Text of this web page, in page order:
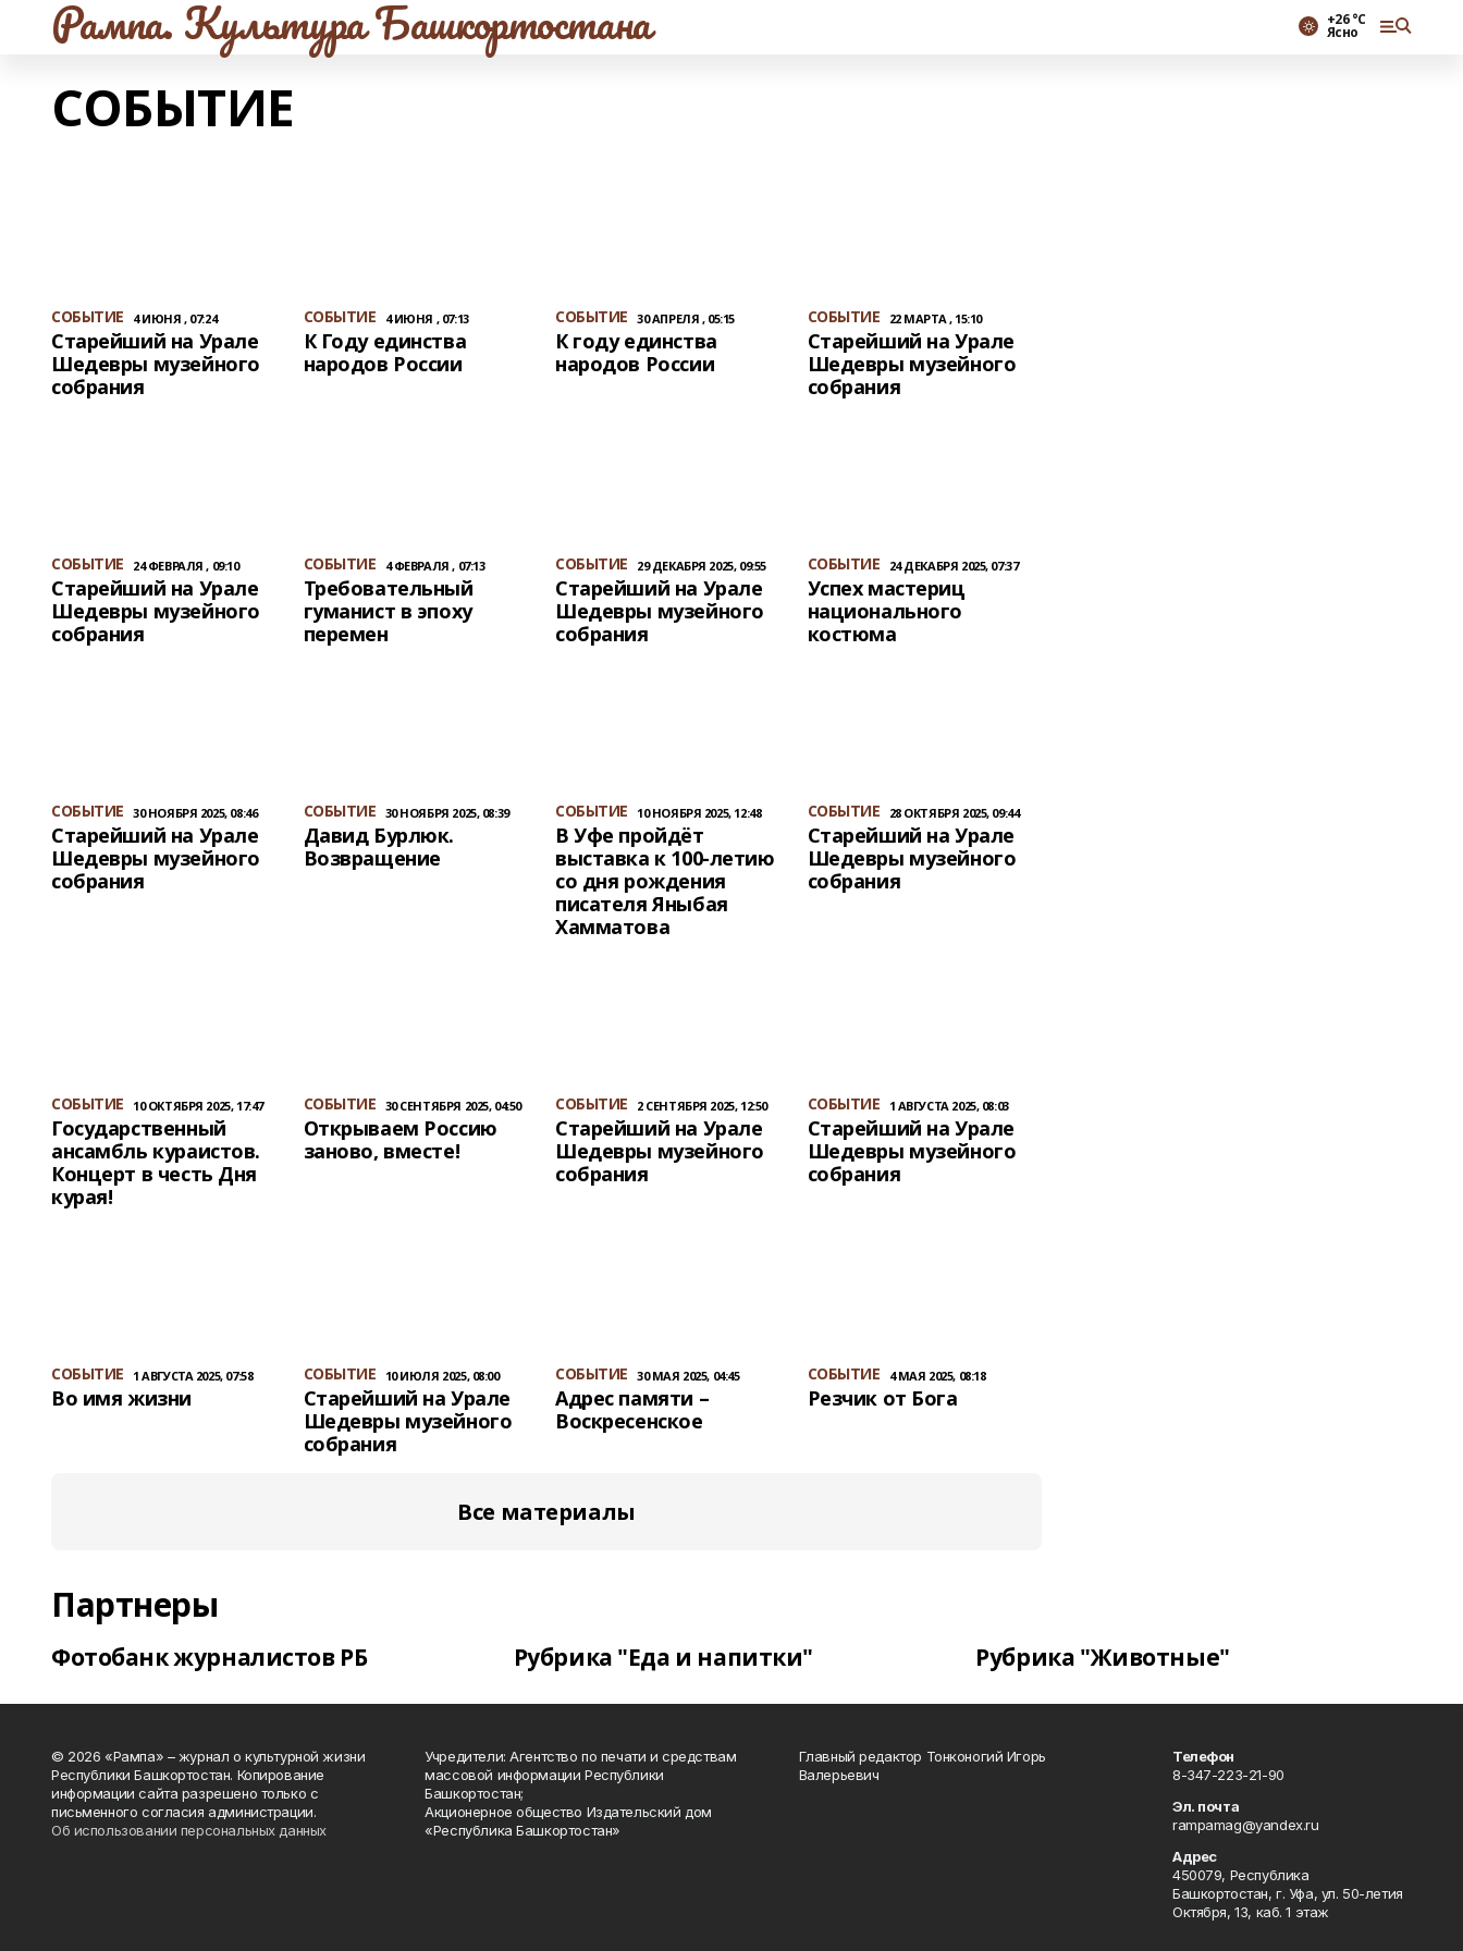
Рампа. Культура Башкортостана +26 °С
Ясно
СОБЫТИЕ
СОБЫТИЕ 4 ИЮНЯ , 07:24
Старейший на Урале
Шедевры музейного
собрания
СОБЫТИЕ 4 ИЮНЯ , 07:13
К Году единства
народов России
СОБЫТИЕ 30 АПРЕЛЯ , 05:15
К году единства
народов России
СОБЫТИЕ 22 МАРТА , 15:10
Старейший на Урале
Шедевры музейного
собрания
СОБЫТИЕ 24 ФЕВРАЛЯ , 09:10
Старейший на Урале
Шедевры музейного
собрания
СОБЫТИЕ 4 ФЕВРАЛЯ , 07:13
Требовательный
гуманист в эпоху
перемен
СОБЫТИЕ 29 ДЕКАБРЯ 2025, 09:55
Старейший на Урале
Шедевры музейного
собрания
СОБЫТИЕ 24 ДЕКАБРЯ 2025, 07:37
Успех мастериц
национального
костюма
СОБЫТИЕ 30 НОЯБРЯ 2025, 08:46
Старейший на Урале
Шедевры музейного
собрания
СОБЫТИЕ 30 НОЯБРЯ 2025, 08:39
Давид Бурлюк.
Возвращение
СОБЫТИЕ 10 НОЯБРЯ 2025, 12:48
В Уфе пройдёт
выставка к 100-летию
со дня рождения
писателя Яныбая
Хамматова
СОБЫТИЕ 28 ОКТЯБРЯ 2025, 09:44
Старейший на Урале
Шедевры музейного
собрания
СОБЫТИЕ 10 ОКТЯБРЯ 2025, 17:47
Государственный
ансамбль кураистов.
Концерт в честь Дня
курая!
СОБЫТИЕ 30 СЕНТЯБРЯ 2025, 04:50
Открываем Россию
заново, вместе!
СОБЫТИЕ 2 СЕНТЯБРЯ 2025, 12:50
Старейший на Урале
Шедевры музейного
собрания
СОБЫТИЕ 1 АВГУСТА 2025, 08:03
Старейший на Урале
Шедевры музейного
собрания
СОБЫТИЕ 1 АВГУСТА 2025, 07:58
Во имя жизни
СОБЫТИЕ 10 ИЮЛЯ 2025, 08:00
Старейший на Урале
Шедевры музейного
собрания
СОБЫТИЕ 30 МАЯ 2025, 04:45
Адрес памяти –
Воскресенское
СОБЫТИЕ 4 МАЯ 2025, 08:18
Резчик от Бога
Все материалы
Партнеры
Фотобанк журналистов РБ Рубрика "Еда и напитки" Рубрика "Животные"
© 2026 «Рампа» – журнал о культурной жизни
Республики Башкортостан. Копирование
информации сайта разрешено только с
письменного согласия администрации.
Об использовании персональных данных
Учредители: Агентство по печати и средствам
массовой информации Республики
Башкортостан;
Акционерное общество Издательский дом
«Республика Башкортостан»
Главный редактор Тонконогий Игорь
Валерьевич
Телефон
8-347-223-21-90
Эл. почта
rampamag@yandex.ru
Адрес
450079, Республика
Башкортостан, г. Уфа, ул. 50-летия
Октября, 13, каб. 1 этаж